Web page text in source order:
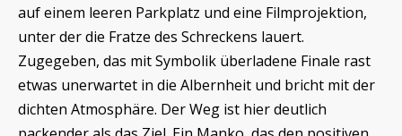
auf einem leeren Parkplatz und eine Filmprojektion,
unter der die Fratze des Schreckens lauert.
Zugegeben, das mit Symbolik überladene Finale rast
etwas unerwartet in die Albernheit und bricht mit der
dichten Atmosphäre. Der Weg ist hier deutlich